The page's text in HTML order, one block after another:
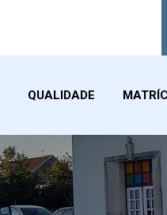
QUALIDADE